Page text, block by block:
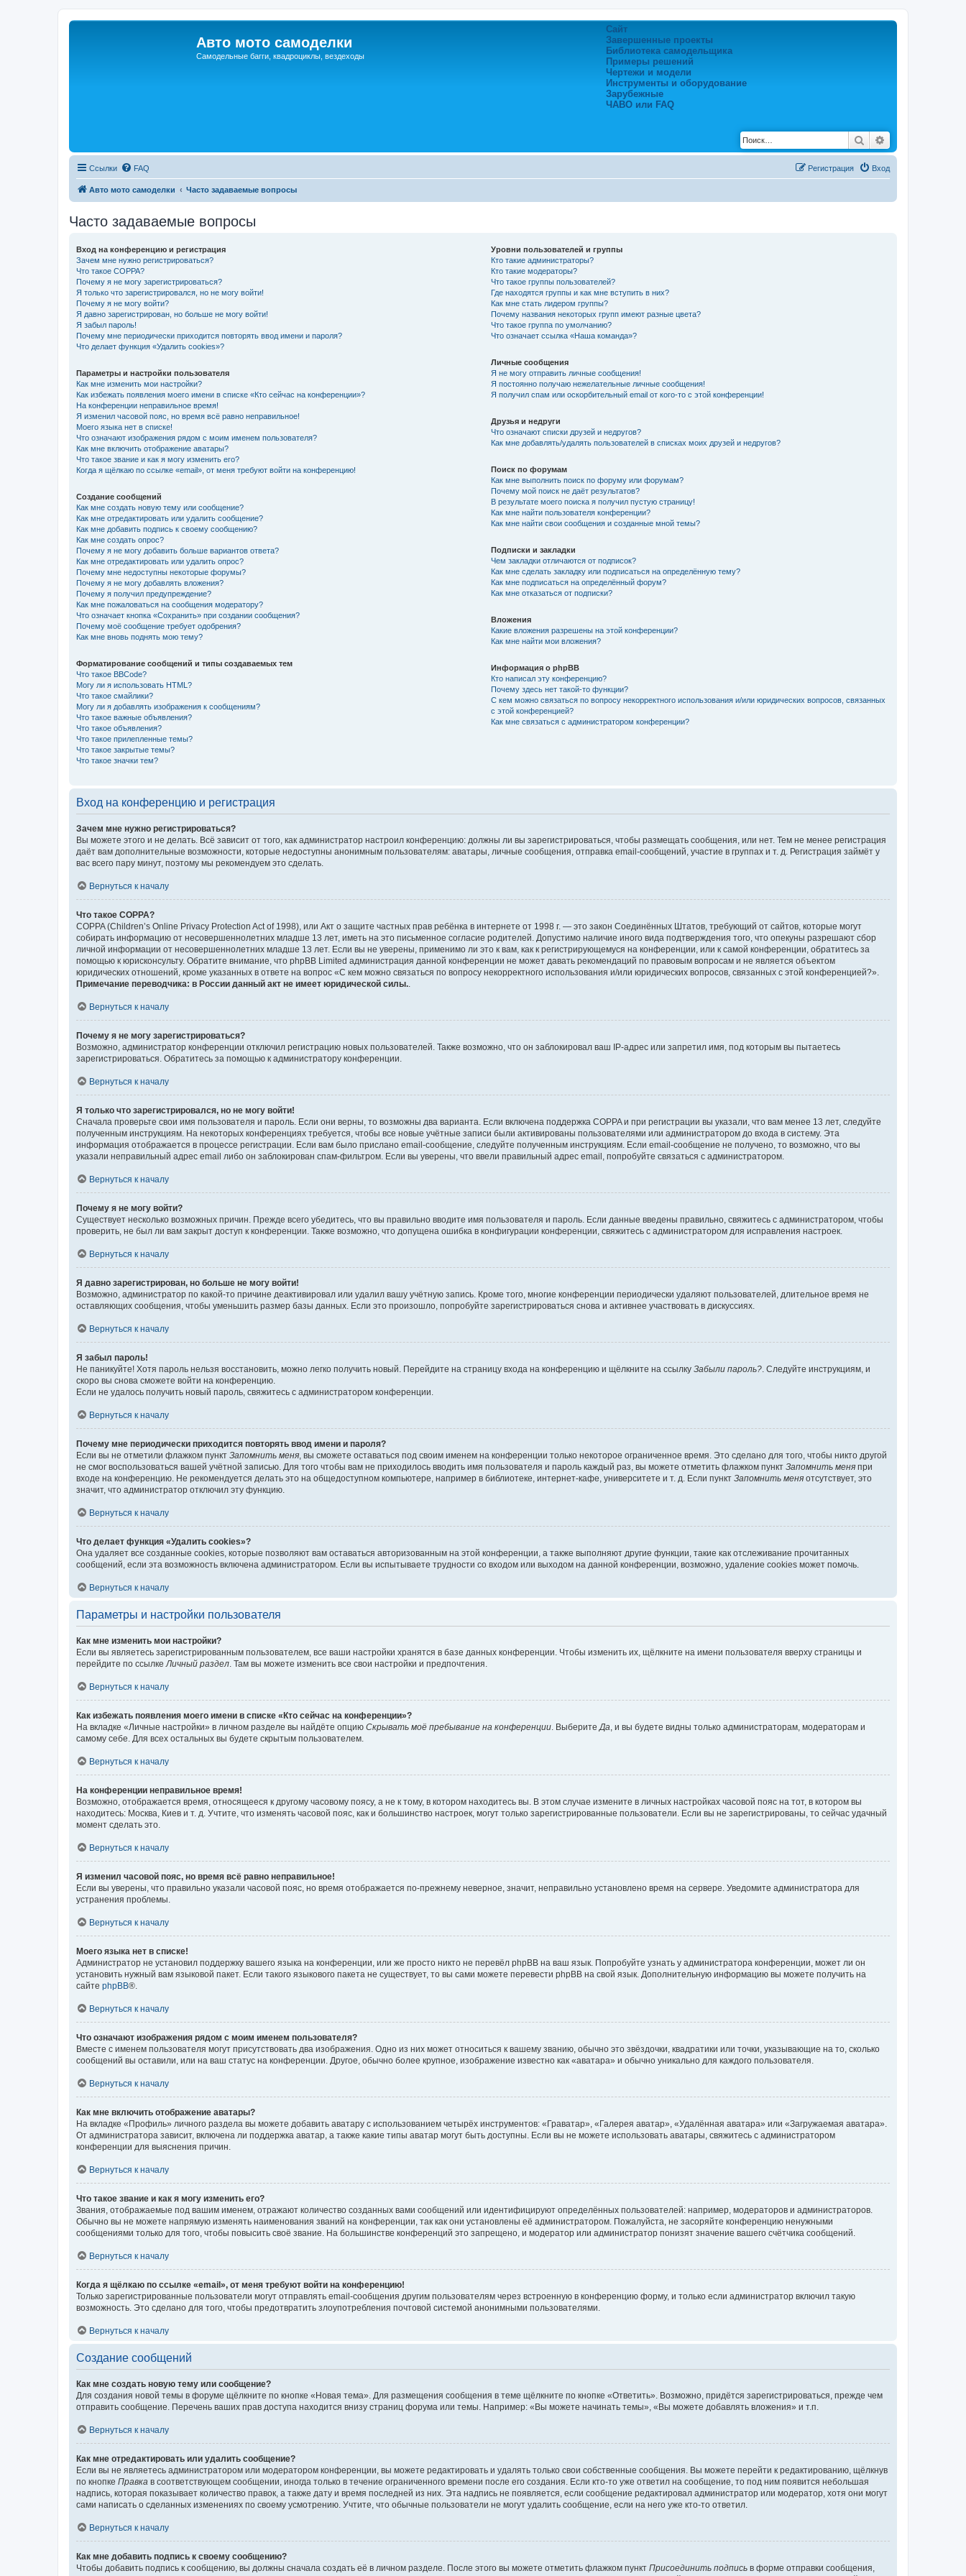
Авто мото самоделки
Самодельные багги, квадроциклы, вездеходы
Сайт
Завершенные проекты
Библиотека самодельщика
Примеры решений
Чертежи и модели
Инструменты и оборудование
Зарубежные
ЧАВО или FAQ
Поиск
Ссылки FAQ Вход
Регистрация
Авто мото самоделки Часто задаваемые вопросы
Часто задаваемые вопросы
Вход на конференцию и регистрация
Зачем мне нужно регистрироваться?
Что такое COPPA?
Почему я не могу зарегистрироваться?
Я только что зарегистрировался, но не могу войти!
Почему я не могу войти?
Я давно зарегистрирован, но больше не могу войти!
Я забыл пароль!
Почему мне периодически приходится повторять ввод имени и пароля?
Что делает функция «Удалить cookies»?
Параметры и настройки пользователя
Как мне изменить мои настройки?
Как избежать появления моего имени в списке «Кто сейчас на конференции»?
На конференции неправильное время!
Я изменил часовой пояс, но время всё равно неправильное!
Моего языка нет в списке!
Что означают изображения рядом с моим именем пользователя?
Как мне включить отображение аватары?
Что такое звание и как я могу изменить его?
Когда я щёлкаю по ссылке «email», от меня требуют войти на конференцию!
Создание сообщений
Как мне создать новую тему или сообщение?
Как мне отредактировать или удалить сообщение?
Как мне добавить подпись к своему сообщению?
Как мне создать опрос?
Почему я не могу добавить больше вариантов ответа?
Как мне отредактировать или удалить опрос?
Почему мне недоступны некоторые форумы?
Почему я не могу добавлять вложения?
Почему я получил предупреждение?
Как мне пожаловаться на сообщения модератору?
Что означает кнопка «Сохранить» при создании сообщения?
Почему моё сообщение требует одобрения?
Как мне вновь поднять мою тему?
Форматирование сообщений и типы создаваемых тем
Что такое BBCode?
Могу ли я использовать HTML?
Что такое смайлики?
Могу ли я добавлять изображения к сообщениям?
Что такое важные объявления?
Что такое объявления?
Что такое прилепленные темы?
Что такое закрытые темы?
Что такое значки тем?
Уровни пользователей и группы
Кто такие администраторы?
Кто такие модераторы?
Что такое группы пользователей?
Где находятся группы и как мне вступить в них?
Как мне стать лидером группы?
Почему названия некоторых групп имеют разные цвета?
Что такое группа по умолчанию?
Что означает ссылка «Наша команда»?
Личные сообщения
Я не могу отправить личные сообщения!
Я постоянно получаю нежелательные личные сообщения!
Я получил спам или оскорбительный email от кого-то с этой конференции!
Друзья и недруги
Что означают списки друзей и недругов?
Как мне добавлять/удалять пользователей в списках моих друзей и недругов?
Поиск по форумам
Как мне выполнить поиск по форуму или форумам?
Почему мой поиск не даёт результатов?
В результате моего поиска я получил пустую страницу!
Как мне найти пользователя конференции?
Как мне найти свои сообщения и созданные мной темы?
Подписки и закладки
Чем закладки отличаются от подписок?
Как мне сделать закладку или подписаться на определённую тему?
Как мне подписаться на определённый форум?
Как мне отказаться от подписки?
Вложения
Какие вложения разрешены на этой конференции?
Как мне найти мои вложения?
Информация о phpBB
Кто написал эту конференцию?
Почему здесь нет такой-то функции?
С кем можно связаться по вопросу некорректного использования и/или юридических вопросов, связанных
с этой конференцией?
Как мне связаться с администратором конференции?
Вход на конференцию и регистрация
Зачем мне нужно регистрироваться?
Вы можете этого и не делать. Всё зависит от того, как администратор настроил конференцию: должны ли вы зарегистрироваться, чтобы размещать сообщения, или нет. Тем не менее регистрация
даёт вам дополнительные возможности, которые недоступны анонимным пользователям: аватары, личные сообщения, отправка email-сообщений, участие в группах и т. д. Регистрация займёт у
вас всего пару минут, поэтому мы рекомендуем это сделать.
Вернуться к началу
Что такое COPPA?
COPPA (Children’s Online Privacy Protection Act of 1998), или Акт о защите частных прав ребёнка в интернете от 1998 г. — это закон Соединённых Штатов, требующий от сайтов, которые могут
собирать информацию от несовершеннолетних младше 13 лет, иметь на это письменное согласие родителей. Допустимо наличие иного вида подтверждения того, что опекуны разрешают сбор
личной информации от несовершеннолетних младше 13 лет. Если вы не уверены, применимо ли это к вам, как к регистрирующемуся на конференции, или к самой конференции, обратитесь за
помощью к юрисконсульту. Обратите внимание, что phpBB Limited администрация данной конференции не может давать рекомендаций по правовым вопросам и не является объектом
юридических отношений, кроме указанных в ответе на вопрос «С кем можно связаться по вопросу некорректного использования и/или юридических вопросов, связанных с этой конференцией?».
Примечание переводчика: в России данный акт не имеет юридической силы..
Вернуться к началу
Почему я не могу зарегистрироваться?
Возможно, администратор конференции отключил регистрацию новых пользователей. Также возможно, что он заблокировал ваш IP-адрес или запретил имя, под которым вы пытаетесь
зарегистрироваться. Обратитесь за помощью к администратору конференции.
Вернуться к началу
Я только что зарегистрировался, но не могу войти!
Сначала проверьте свои имя пользователя и пароль. Если они верны, то возможны два варианта. Если включена поддержка COPPA и при регистрации вы указали, что вам менее 13 лет, следуйте
полученным инструкциям. На некоторых конференциях требуется, чтобы все новые учётные записи были активированы пользователями или администратором до входа в систему. Эта
информация отображается в процессе регистрации. Если вам было прислано email-сообщение, следуйте полученным инструкциям. Если email-сообщение не получено, то возможно, что вы
указали неправильный адрес email либо он заблокирован спам-фильтром. Если вы уверены, что ввели правильный адрес email, попробуйте связаться с администратором.
Вернуться к началу
Почему я не могу войти?
Существует несколько возможных причин. Прежде всего убедитесь, что вы правильно вводите имя пользователя и пароль. Если данные введены правильно, свяжитесь с администратором, чтобы
проверить, не был ли вам закрыт доступ к конференции. Также возможно, что допущена ошибка в конфигурации конференции, свяжитесь с администратором для исправления настроек.
Вернуться к началу
Я давно зарегистрирован, но больше не могу войти!
Возможно, администратор по какой-то причине деактивировал или удалил вашу учётную запись. Кроме того, многие конференции периодически удаляют пользователей, длительное время не
оставляющих сообщения, чтобы уменьшить размер базы данных. Если это произошло, попробуйте зарегистрироваться снова и активнее участвовать в дискуссиях.
Вернуться к началу
Я забыл пароль!
Не паникуйте! Хотя пароль нельзя восстановить, можно легко получить новый. Перейдите на страницу входа на конференцию и щёлкните на ссылку Забыли пароль?. Следуйте инструкциям, и
скоро вы снова сможете войти на конференцию.
Если не удалось получить новый пароль, свяжитесь с администратором конференции.
Вернуться к началу
Почему мне периодически приходится повторять ввод имени и пароля?
Если вы не отметили флажком пункт Запомнить меня, вы сможете оставаться под своим именем на конференции только некоторое ограниченное время. Это сделано для того, чтобы никто другой
не смог воспользоваться вашей учётной записью. Для того чтобы вам не приходилось вводить имя пользователя и пароль каждый раз, вы можете отметить флажком пункт Запомнить меня при
входе на конференцию. Не рекомендуется делать это на общедоступном компьютере, например в библиотеке, интернет-кафе, университете и т. д. Если пункт Запомнить меня отсутствует, это
значит, что администратор отключил эту функцию.
Вернуться к началу
Что делает функция «Удалить cookies»?
Она удаляет все созданные cookies, которые позволяют вам оставаться авторизованным на этой конференции, а также выполняют другие функции, такие как отслеживание прочитанных
сообщений, если эта возможность включена администратором. Если вы испытываете трудности со входом или выходом на данной конференции, возможно, удаление cookies может помочь.
Вернуться к началу
Параметры и настройки пользователя
Как мне изменить мои настройки?
Если вы являетесь зарегистрированным пользователем, все ваши настройки хранятся в базе данных конференции. Чтобы изменить их, щёлкните на имени пользователя вверху страницы и
перейдите по ссылкеЛичный раздел. Там вы можете изменить все свои настройки и предпочтения.
Вернуться к началу
Как избежать появления моего имени в списке «Кто сейчас на конференции»?
На вкладке «Личные настройки» в личном разделе вы найдёте опцию Скрывать моё пребывание на конференции. ВыберитеДа, и вы будете видны только администраторам, модераторам и
самому себе. Для всех остальных вы будете скрытым пользователем.
Вернуться к началу
На конференции неправильное время!
Возможно, отображается время, относящееся к другому часовому поясу, а не к тому, в котором находитесь вы. В этом случае измените в личных настройках часовой пояс на тот, в котором вы
находитесь: Москва, Киев и т. д. Учтите, что изменять часовой пояс, как и большинство настроек, могут только зарегистрированные пользователи. Если вы не зарегистрированы, то сейчас удачный
момент сделать это.
Вернуться к началу
Я изменил часовой пояс, но время всё равно неправильное!
Если вы уверены, что правильно указали часовой пояс, но время отображается по-прежнему неверное, значит, неправильно установлено время на сервере. Уведомите администратора для
устранения проблемы.
Вернуться к началу
Моего языка нет в списке!
Администратор не установил поддержку вашего языка на конференции, или же просто никто не перевёл phpBB на ваш язык. Попробуйте узнать у администратора конференции, может ли он
установить нужный вам языковой пакет. Если такого языкового пакета не существует, то вы сами можете перевести phpBB на свой язык. Дополнительную информацию вы можете получить на
сайте phpBB®.
Вернуться к началу
Что означают изображения рядом с моим именем пользователя?
Вместе с именем пользователя могут присутствовать два изображения. Одно из них может относиться к вашему званию, обычно это звёздочки, квадратики или точки, указывающие на то, сколько
сообщений вы оставили, или на ваш статус на конференции. Другое, обычно более крупное, изображение известно как «аватара» и обычно уникально для каждого пользователя.
Вернуться к началу
Как мне включить отображение аватары?
На вкладке «Профиль» личного раздела вы можете добавить аватару с использованием четырёх инструментов: «Граватар», «Галерея аватар», «Удалённая аватара» или «Загружаемая аватара».
От администратора зависит, включена ли поддержка аватар, а также какие типы аватар могут быть доступны. Если вы не можете использовать аватары, свяжитесь с администратором
конференции для выяснения причин.
Вернуться к началу
Что такое звание и как я могу изменить его?
Звания, отображаемые под вашим именем, отражают количество созданных вами сообщений или идентифицируют определённых пользователей: например, модераторов и администраторов.
Обычно вы не можете напрямую изменять наименования званий на конференции, так как они установлены её администратором. Пожалуйста, не засоряйте конференцию ненужными
сообщениями только для того, чтобы повысить своё звание. На большинстве конференций это запрещено, и модератор или администратор понизят значение вашего счётчика сообщений.
Вернуться к началу
Когда я щёлкаю по ссылке «email», от меня требуют войти на конференцию!
Только зарегистрированные пользователи могут отправлять email-сообщения другим пользователям через встроенную в конференцию форму, и только если администратор включил такую
возможность. Это сделано для того, чтобы предотвратить злоупотребления почтовой системой анонимными пользователями.
Вернуться к началу
Создание сообщений
Как мне создать новую тему или сообщение?
Для создания новой темы в форуме щёлкните по кнопке «Новая тема». Для размещения сообщения в теме щёлкните по кнопке «Ответить». Возможно, придётся зарегистрироваться, прежде чем
отправить сообщение. Перечень ваших прав доступа находится внизу страниц форума или темы. Например: «Вы можете начинать темы», «Вы можете добавлять вложения» и т.п.
Вернуться к началу
Как мне отредактировать или удалить сообщение?
Если вы не являетесь администратором или модератором конференции, вы можете редактировать и удалять только свои собственные сообщения. Вы можете перейти к редактированию, щёлкнув
по кнопке Правка в соответствующем сообщении, иногда только в течение ограниченного времени после его создания. Если кто-то уже ответил на сообщение, то под ним появится небольшая
надпись, которая показывает количество правок, а также дату и время последней из них. Эта надпись не появляется, если сообщение редактировал администратор или модератор, хотя они могут
сами написать о сделанных изменениях по своему усмотрению. Учтите, что обычные пользователи не могут удалить сообщение, если на него уже кто-то ответил.
Вернуться к началу
Как мне добавить подпись к своему сообщению?
Чтобы добавить подпись к сообщению, вы должны сначала создать её в личном разделе. После этого вы можете отметить флажком пункт Присоединить подпись в форме отправки сообщения,